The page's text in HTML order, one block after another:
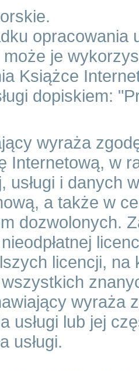
opracowania
je
Książce
dopiskiem:
wyraża
Internetową, w
usługi i danych
a także w
dozwolonych.
licencji, na
wyraża
usługi lub jej
usługi.